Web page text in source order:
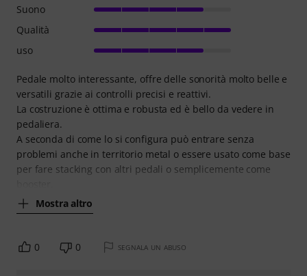
Pedale molto interessante, offre delle sonorità molto belle e
versatili grazie ai controlli precisi e reattivi.
La costruzione è ottima e robusta ed è bello da vedere in
pedaliera.
A seconda di come lo si configura può entrare senza
problemi anche in territorio metal o essere usato come base
per fare stacking con altri pedali o semplicemente come
Mostra altro
Suono
Qualità
uso
0 0 SEGNALA UN ABUSO